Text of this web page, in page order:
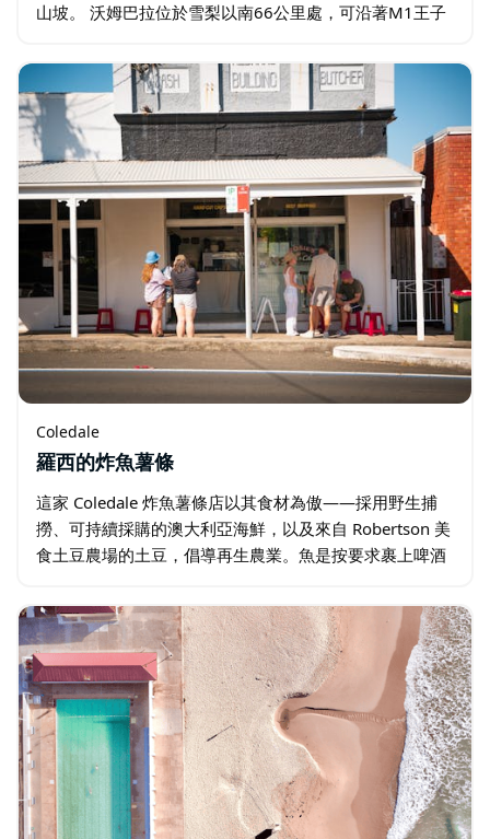
山坡。 沃姆巴拉位於雪梨以南66公里處，可沿著M1王子
頂…
Coledale
羅西的炸魚薯條
這家 Coledale 炸魚薯條店以其食材為傲——採用野生捕
撈、可持續採購的澳大利亞海鮮，以及來自 Robertson 美
食土豆農場的土豆，倡導再生農業。魚是按要求裹上啤酒
肉油煎炸，以增添美味…